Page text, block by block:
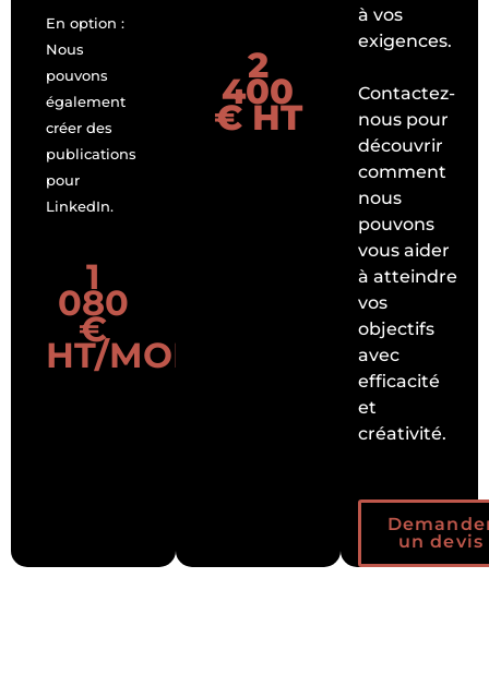
En option :
Nous
pouvons
également
créer des
publications
pour
LinkedIn.
1
080
€
HT/MOIS
2
400
€ HT
à vos
exigences.
Contactez-
nous pour
découvrir
comment
nous
pouvons
vous aider
à atteindre
vos
objectifs
avec
efficacité
et
créativité.
un devis